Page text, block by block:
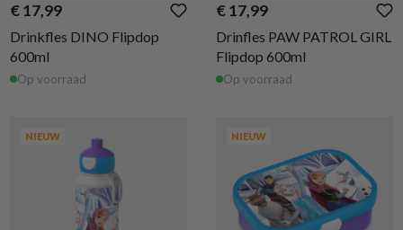
€ 17,99
Drinkfles DINO Flipdop
600ml
Op voorraad
€ 17,99
Drinfles PAW PATROL GIRL
Flipdop 600ml
Op voorraad
NIEUW NIEUW